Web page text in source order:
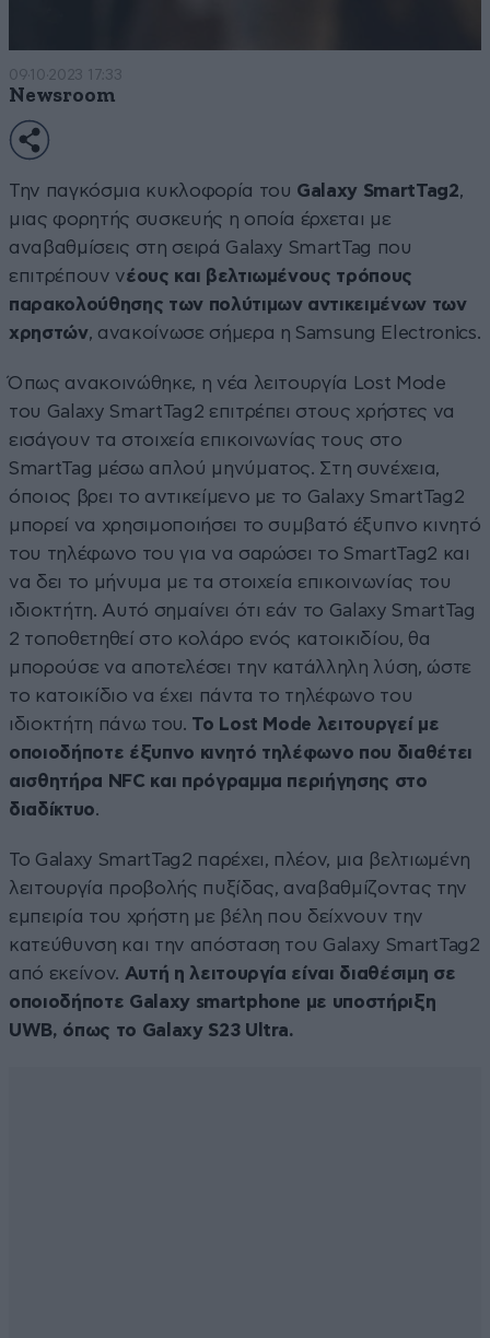
09·10·2023 17:33
Newsroom
Την παγκόσμια κυκλοφορία του Galaxy SmartTag2,
μιας φορητής συσκευής η οποία έρχεται με
αναβαθμίσεις στη σειρά Galaxy SmartTag που
επιτρέπουν νέους και βελτιωμένους τρόπους
παρακολούθησης των πολύτιμων αντικειμένων των
χρηστών, ανακοίνωσε σήμερα η Samsung Electronics.
Όπως ανακοινώθηκε, η νέα λειτουργία Lost Mode
του Galaxy SmartTag2 επιτρέπει στους χρήστες να
εισάγουν τα στοιχεία επικοινωνίας τους στο
SmartTag μέσω απλού μηνύματος. Στη συνέχεια,
όποιος βρει το αντικείμενο με το Galaxy SmartTag2
μπορεί να χρησιμοποιήσει το συμβατό έξυπνο κινητό
του τηλέφωνο του για να σαρώσει το SmartTag2 και
να δει το μήνυμα με τα στοιχεία επικοινωνίας του
ιδιοκτήτη. Αυτό σημαίνει ότι εάν το Galaxy SmartTag
2 τοποθετηθεί στο κολάρο ενός κατοικιδίου, θα
μπορούσε να αποτελέσει την κατάλληλη λύση, ώστε
το κατοικίδιο να έχει πάντα το τηλέφωνο του
ιδιοκτήτη πάνω του. Το Lost Mode λειτουργεί με
οποιοδήποτε έξυπνο κινητό τηλέφωνο που διαθέτει
αισθητήρα NFC και πρόγραμμα περιήγησης στο
διαδίκτυο.
Το Galaxy SmartTag2 παρέχει, πλέον, μια βελτιωμένη
λειτουργία προβολής πυξίδας, αναβαθμίζοντας την
εμπειρία του χρήστη με βέλη που δείχνουν την
κατεύθυνση και την απόσταση του Galaxy SmartTag2
από εκείνον. Αυτή η λειτουργία είναι διαθέσιμη σε
οποιοδήποτε Galaxy smartphone με υποστήριξη
UWB, όπως το Galaxy S23 Ultra.